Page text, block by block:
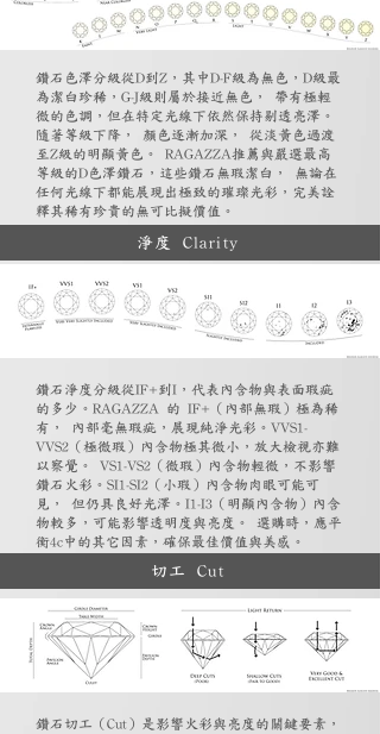
鑽石色澤分級從D到Z，其中D-F級為無色，D級最
為潔白珍稀，G-J級則屬於接近無色， 帶有極輕
微的色調，但在特定光線下依然保持剔透亮澤。
隨著等級下降， 顏色逐漸加深， 從淡黃色過渡
至Z級的明顯黃色。 RAGAZZA推薦與嚴選最高
等級的D色澤鑽石，這些鑽石無瑕潔白， 無論在
任何光線下都能展現出極致的璀璨光彩，完美詮
釋其稀有珍貴的無可比擬價值。
淨度 Clarity
鑽石淨度分級從IF+到I，代表內含物與表面瑕疵
的多少。RAGAZZA 的 IF+（內部無瑕）極為稀
有， 內部毫無瑕疵，展現純淨光彩。VVS1-
VVS2（極微瑕）內含物極其微小，放大檢視亦難
以察覺。 VS1-VS2（微瑕）內含物輕微，不影響
鑽石火彩。SI1-SI2（小瑕）內含物肉眼可能可
見， 但仍具良好光澤。I1-I3（明顯內含物）內含
物較多，可能影響透明度與亮度。 選購時，應平
衡4c中的其它因素，確保最佳價值與美感。
切工 Cut
鑽石切工（Cut）是影響火彩與亮度的關鍵要素，